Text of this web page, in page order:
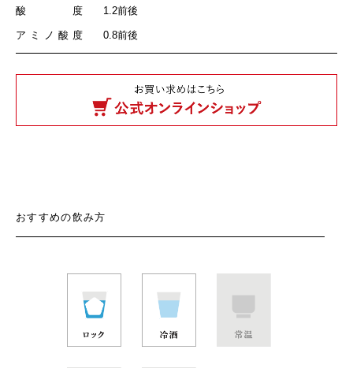
酸度 1.2前後
アミノ酸度 0.8前後
おすすめの飲み方